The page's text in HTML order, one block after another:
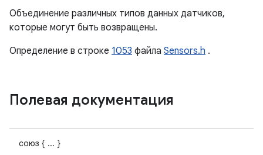
Объединение различных типов данных датчиков,
которые могут быть возвращены.
Определение в строке 1053 файла Sensors.h .
Полевая документация
союз { ... }